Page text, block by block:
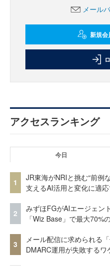
メール
新規会
アクセスランキング
今日
1
JR東海がNRIと挑む“前
支えるAI活用と変化に適
2
みずほFGがAIエージェン
「Wiz Base」で最大70%
3
メール配信に求められる
DMARC運用が失敗する